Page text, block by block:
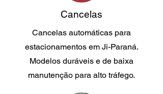
Cancelas
Cancelas automáticas para
estacionamentos em Ji-Paraná.
Modelos duráveis e de baixa
manutenção para alto tráfego.